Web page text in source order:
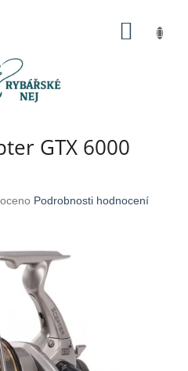
GTX 6000
Podrobnosti hodnocení